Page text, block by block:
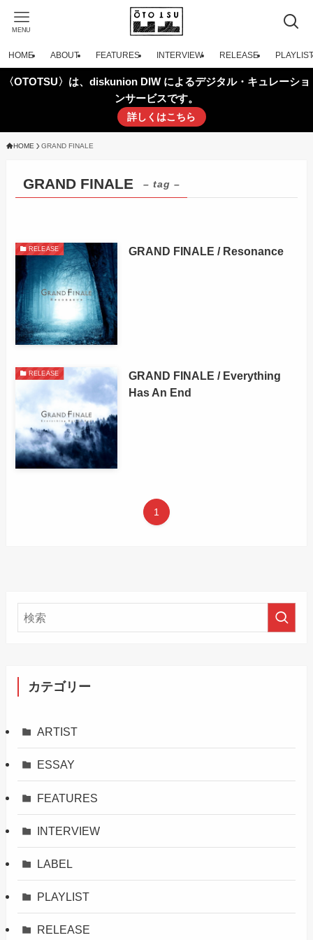
MENU
HOME ABOUT FEATURES INTERVIEW RELEASE PLAYLIST
〈OTOTSU〉は、diskunion DIW によるデジタル・キュレーショ
ンサービスです。
詳しくはこちら
HOME GRAND FINALE
GRAND FINALE – tag –
RELEASE GRAND FINALE / Resonance
RELEASE
GRAND FINALE / Everything
Has An End
1
カテゴリー
ARTIST
ESSAY
FEATURES
INTERVIEW
LABEL
PLAYLIST
RELEASE